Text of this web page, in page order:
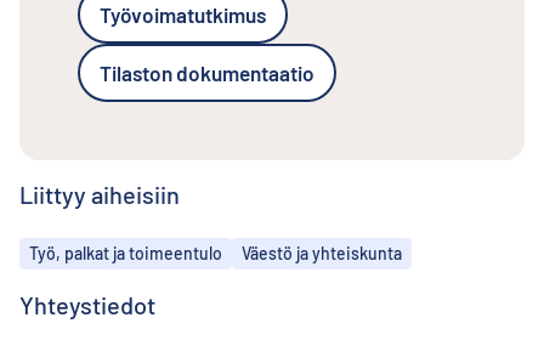
Työvoimatutkimus
Tilaston dokumentaatio
Liittyy aiheisiin
Aiheet
Työ, palkat ja toimeentulo Väestö ja yhteiskunta
Yhteystiedot